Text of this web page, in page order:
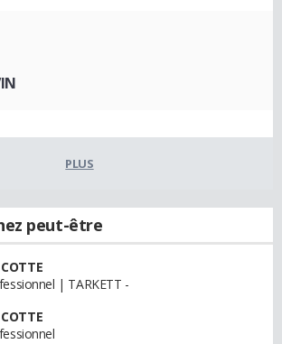
PLUS
peut-être
| TARKETT -